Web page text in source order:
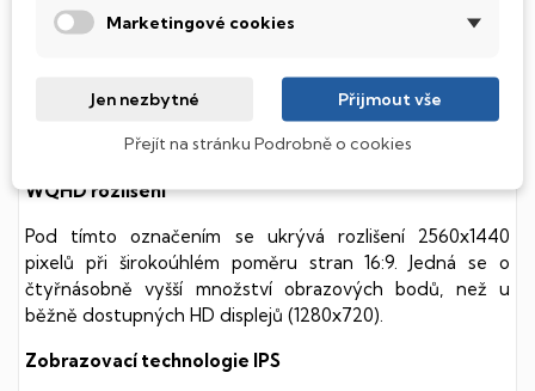
Podsvícená klávesnice
Integrovaný systém úsporných LED diod osvítí jednotlivé
klávesy tak, aby byly krásně čitelné i během temné noci,
stále však decentně, aby nikterak nedráždily Váš zrak.
WQHD rozlišení
Pod tímto označením se ukrývá rozlišení 2560x1440
pixelů při širokoúhlém poměru stran 16:9. Jedná se o
čtyřnásobně vyšší množství obrazových bodů, než u
běžně dostupných HD displejů (1280x720).
Zobrazovací technologie IPS
Marketingové cookies
Jen nezbytné Přijmout vše
Přejít na stránku Podrobně o cookies